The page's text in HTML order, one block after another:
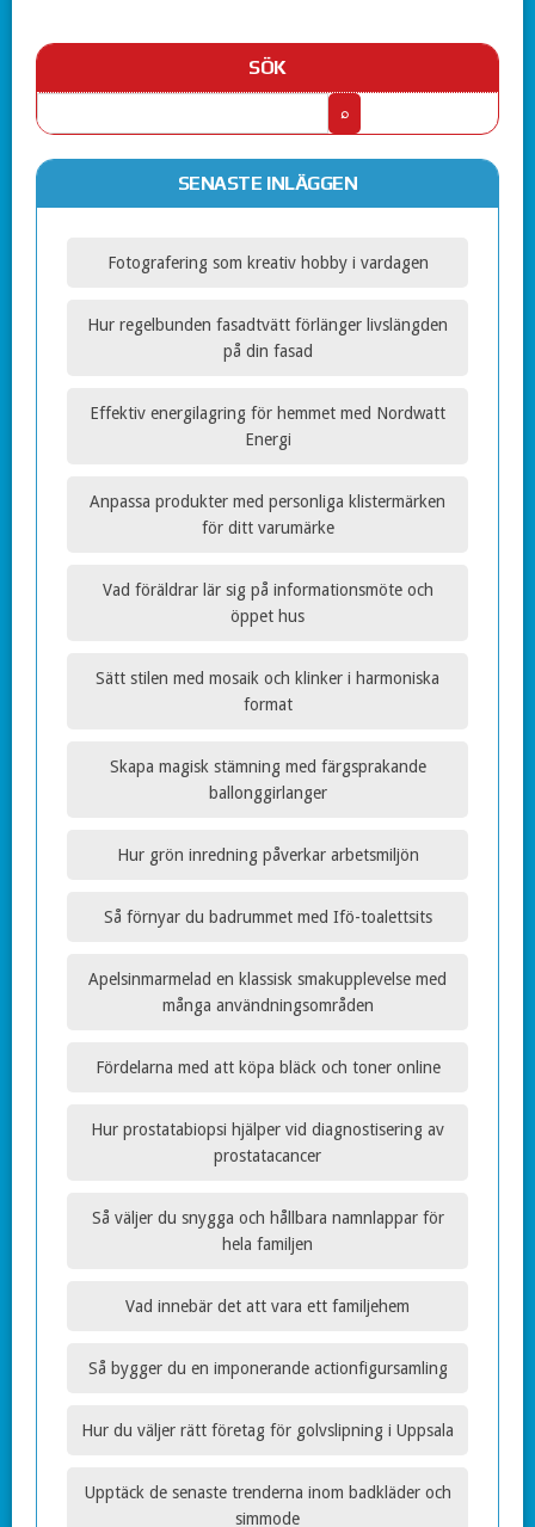
SÖK
SENASTE INLÄGGEN
Fotografering som kreativ hobby i vardagen
Hur regelbunden fasadtvätt förlänger livslängden
på din fasad
Effektiv energilagring för hemmet med Nordwatt
Energi
Anpassa produkter med personliga klistermärken
för ditt varumärke
Vad föräldrar lär sig på informationsmöte och
öppet hus
Sätt stilen med mosaik och klinker i harmoniska
format
Skapa magisk stämning med färgsprakande
ballonggirlanger
Hur grön inredning påverkar arbetsmiljön
Så förnyar du badrummet med Ifö-toalettsits
Apelsinmarmelad en klassisk smakupplevelse med
många användningsområden
Fördelarna med att köpa bläck och toner online
Hur prostatabiopsi hjälper vid diagnostisering av
prostatacancer
Så väljer du snygga och hållbara namnlappar för
hela familjen
Vad innebär det att vara ett familjehem
Så bygger du en imponerande actionfigursamling
Hur du väljer rätt företag för golvslipning i Uppsala
Upptäck de senaste trenderna inom badkläder och
simmode